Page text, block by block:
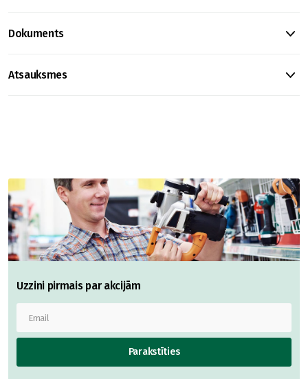
Dokuments
Atsauksmes
Uzzini pirmais par akcijām
Parakstīties